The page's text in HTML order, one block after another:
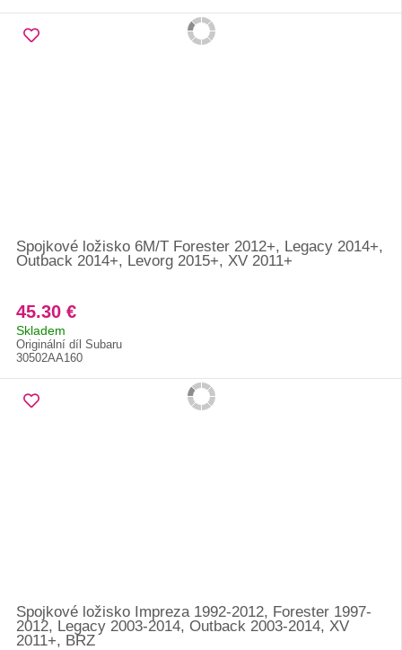
Spojkové ložisko 6M/T Forester 2012+, Legacy 2014+,
Outback 2014+, Levorg 2015+, XV 2011+
45.30 €
Skladem
Originální díl Subaru
30502AA160
Spojkové ložisko Impreza 1992-2012, Forester 1997-
2012, Legacy 2003-2014, Outback 2003-2014, XV
2011+, BRZ